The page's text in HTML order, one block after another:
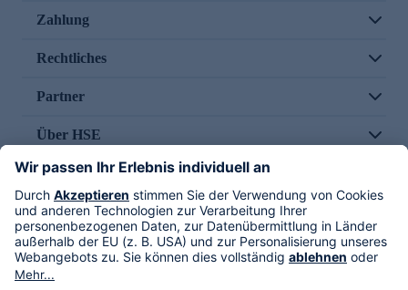
Zahlung
Rechtliches
Partner
Über HSE
Im TV
HSE International